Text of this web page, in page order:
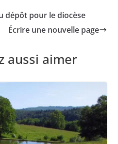
dépôt pour le diocèse
Écrire une nouvelle page
aussi aimer